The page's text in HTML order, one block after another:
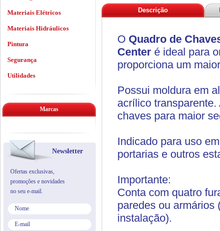
Descrição
O Quadro de
Center é ideal para
proporciona um
Possui moldura em
acrílico
chaves para maior
Indicado para uso
portarias e outros
Importante:
Conta com quatro
paredes ou armários
instalação).
Materiais Elétricos
Materiais Hidráulicos
Pintura
Segurança
Utilidades
Marcas
Newsletter
Ofertas exclusivas,
promoções e novidades
no seu e-mail.